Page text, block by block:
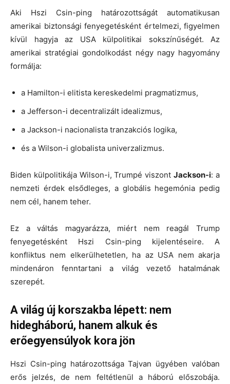
Aki Hszi Csin-ping határozottságát automatikusan
amerikai biztonsági fenyegetésként értelmezi, figyelmen
kívül hagyja az USA külpolitikai sokszínűségét. Az
amerikai stratégiai gondolkodást négy nagy hagyomány
formálja:
a Hamilton-i elitista kereskedelmi pragmatizmus,
a Jefferson-i decentralizált idealizmus,
a Jackson-i nacionalista tranzakciós logika,
és a Wilson-i globalista univerzalizmus.
Biden külpolitikája Wilson-i, Trumpé viszontJackson-i: a
nemzeti érdek elsődleges, a globális hegemónia pedig
nem cél, hanem teher.
Ez a váltás magyarázza, miért nem reagál Trump
fenyegetésként Hszi Csin-ping kijelentéseire. A
konfliktus nem elkerülhetetlen, ha az USA nem akarja
mindenáron fenntartani a világ vezető hatalmának
szerepét.
A világ új korszakba lépett: nem
hidegháború, hanem alkuk és
erőegyensúlyok kora jön
Hszi Csin-ping határozottsága Tajvan ügyében valóban
erős jelzés, de nem feltétlenül a háború előszobája.